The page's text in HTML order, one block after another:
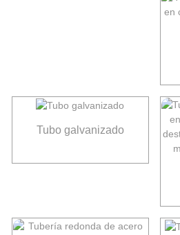
Tubo galvanizado